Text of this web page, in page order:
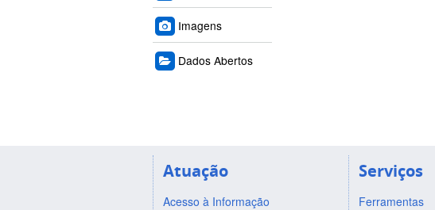
Imagens
Dados Abertos
Atuação
Acesso à Informação
Serviços
Ferramentas